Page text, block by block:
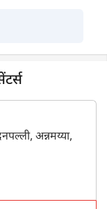
अन्नमय्या,